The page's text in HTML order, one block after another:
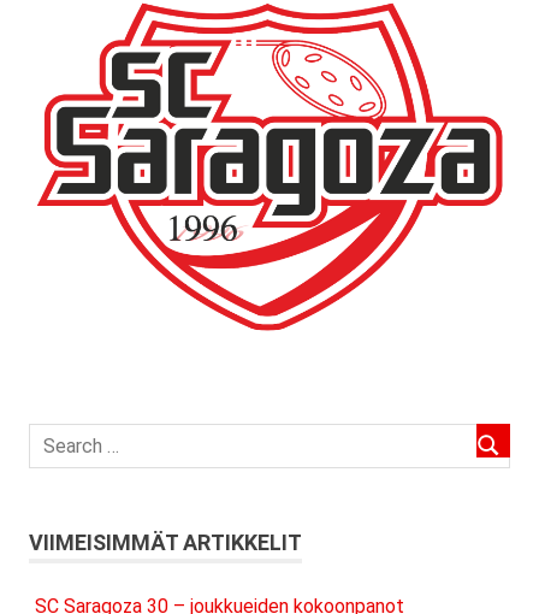
VIIMEISIMMÄT ARTIKKELIT
SC Saragoza 30 – joukkueiden kokoonpanot